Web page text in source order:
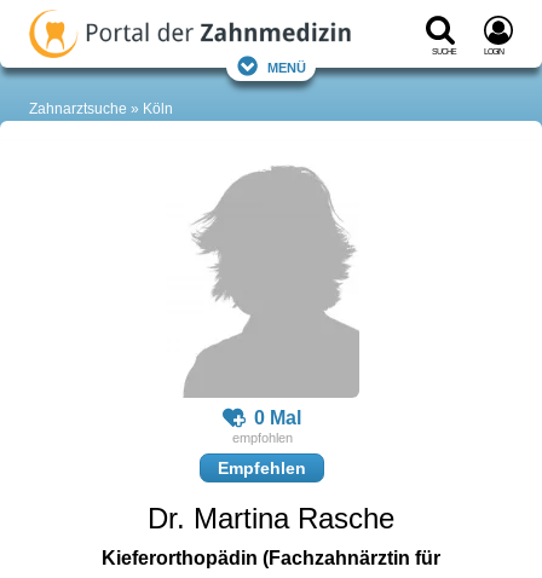
Suche Login
Menü
Zahnarztsuche Köln
0 Mal
Empfehlen
Dr. Martina Rasche
Kieferorthopädin (Fachzahnärztin für